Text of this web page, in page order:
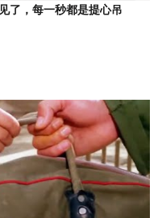
了，每一秒都是提心吊